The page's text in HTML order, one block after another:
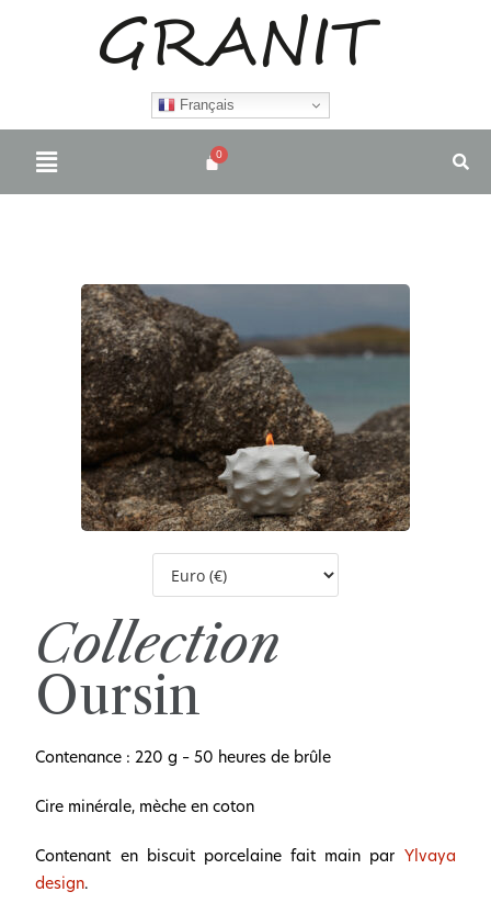
Français
Collection
Oursin
Contenance : 220 g – 50 heures de brûle
Cire minérale, mèche en coton
Contenant en biscuit porcelaine fait main par Ylvaya
design.